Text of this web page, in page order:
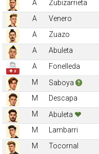
A
Zubizarrieta
A
Venero
A
Zuazo
A
Abuleta
✚ 3
A Fonelleda
M
Saboya
M
Descapa
M
Abuleta
M
Lambarri
M
Tocornal